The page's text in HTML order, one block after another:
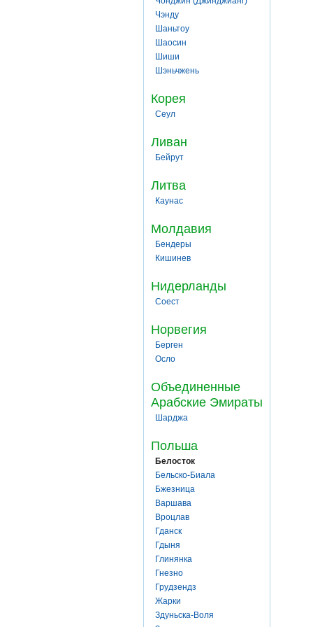
Чэнду
Шаньтоу
Шаосин
Шиши
Шэньчжень
Корея
Сеул
Ливан
Бейрут
Литва
Каунас
Молдавия
Бендеры
Кишинев
Нидерланды
Соест
Норвегия
Берген
Осло
Объединенные
Арабские Эмираты
Шарджа
Польша
Белосток
Бельско-Биала
Бжезница
Варшава
Вроцлав
Гданск
Гдыня
Глинянка
Гнезно
Грудзендз
Жарки
Здуньска-Воля